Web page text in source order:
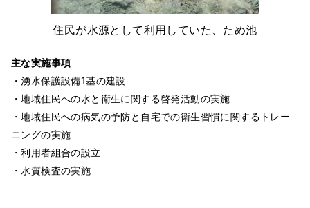
住民が水源として利用していた、ため池
主な実施事項
・湧水保護設備1基の建設
・地域住民への水と衛生に関する啓発活動の実施
・地域住民への病気の予防と自宅での衛生習慣に関するトレー
ニングの実施
・利用者組合の設立
・水質検査の実施